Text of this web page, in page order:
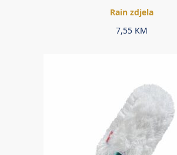
Rain zdjela
7,55 KM